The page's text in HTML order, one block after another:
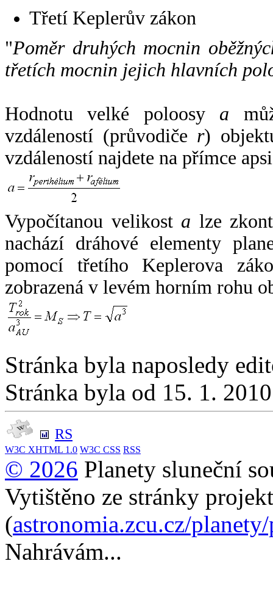
Třetí Keplerův zákon
"Poměr druhých mocnin
třetích mocnin jejich hlavních
Hodnotu velké poloosy a
vzdáleností (průvodiče r)
vzdáleností najdete na přímce
Vypočítanou velikost a lze
nachází dráhové elementy
pomocí třetího Keplerova
zobrazená v levém horním rohu
Stránka byla naposledy
Stránka byla od 15. 1.
RS
W3C XHTML 1.0 W3C CSS RSS
© 2026 Planety sluneční
Vytištěno ze stránky
(astronomia.zcu.cz/
Nahrávám...